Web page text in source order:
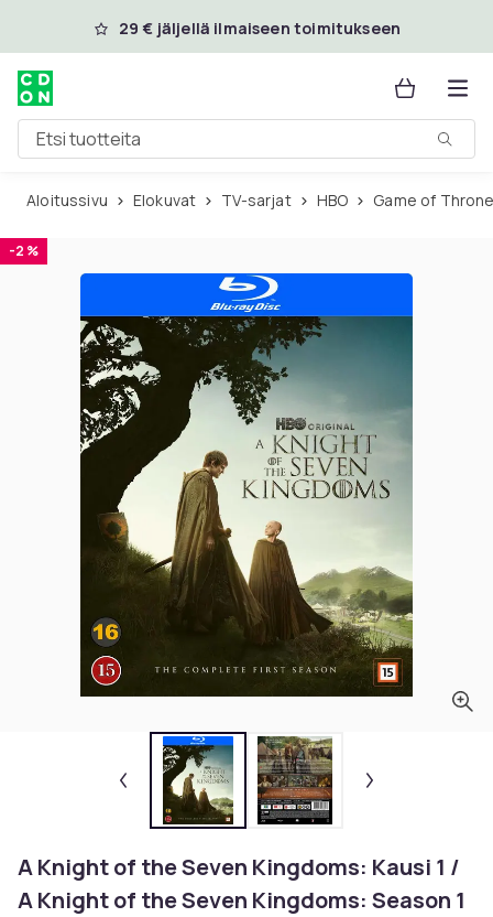
Ohita ja siirry pääsisältöön
29 € jäljellä ilmaiseen toimitukseen
Etsi tuotteita
Aloitussivu Elokuvat TV-sarjat HBO Game of
-2 %
A Knight of the Seven Kingdoms: Kausi 1 /
A Knight of the Seven Kingdoms: Season 1